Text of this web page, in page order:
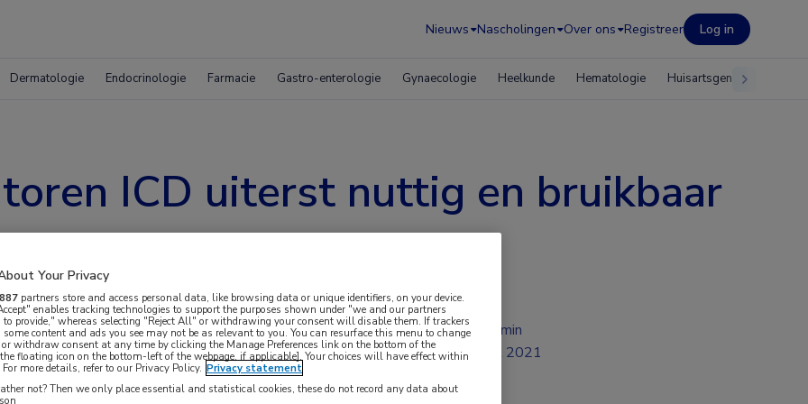
Nieuws Nascholingen Over ons Registreer Log in
Dermatologie Endocrinologie Farmacie Gastro-enterologie Gynaecologie Heelkunde Hematologie Huisartsgeneeskunde
ICD uiterst nuttig en bruikbaar
cardioverter-defibrillator (ICD) blijkt
het aantal bezoeken door de patiënt aan de
maar maakt ook een snelle identificatie van
2 min
jul 2021
Your Privacy
887 partners store and access personal data, like browsing data or unique identifiers, on your device.
enables tracking technologies to support the purposes shown under "we and our partners
to provide," whereas selecting "Reject All" or withdrawing your consent will disable them. If trackers
some content and ads you see may not be as relevant to you. You can resurface this menu to change
or withdraw consent at any time by clicking the Manage Preferences link on the bottom of the
floating icon on the bottom-left of the webpage, if applicable]. Your choices will have effect within
more details, refer to our Privacy Policy. Privacy statement
not? Then we only place essential and statistical cookies, these do not record any data about